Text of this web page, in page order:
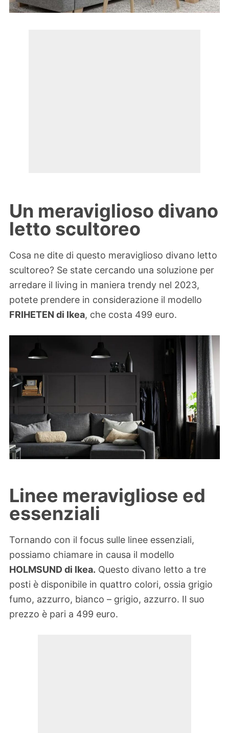
Un meraviglioso divano
letto scultoreo
Cosa ne dite di questo meraviglioso divano letto
scultoreo? Se state cercando una soluzione per
arredare il living in maniera trendy nel 2023,
potete prendere in considerazione il modello
FRIHETEN di Ikea, che costa 499 euro.
Linee meravigliose ed
essenziali
Tornando con il focus sulle linee essenziali,
possiamo chiamare in causa il modello
HOLMSUND di Ikea. Questo divano letto a tre
posti è disponibile in quattro colori, ossia grigio
fumo, azzurro, bianco – grigio, azzurro. Il suo
prezzo è pari a 499 euro.